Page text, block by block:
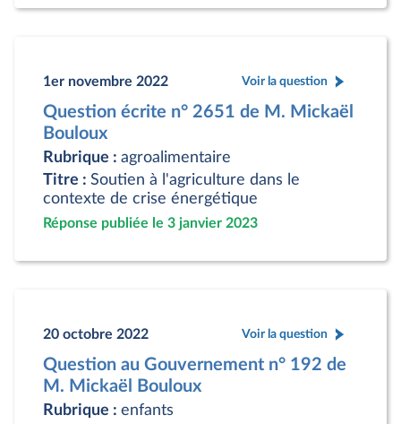
1er novembre 2022 Voir la question
Question écrite n° 2651 de M. Mickaël
Bouloux
Rubrique : agroalimentaire
Titre : Soutien à l'agriculture dans le
contexte de crise énergétique
Réponse publiée le 3 janvier 2023
20 octobre 2022 Voir la question
Question au Gouvernement n° 192 de
M. Mickaël Bouloux
Rubrique : enfants